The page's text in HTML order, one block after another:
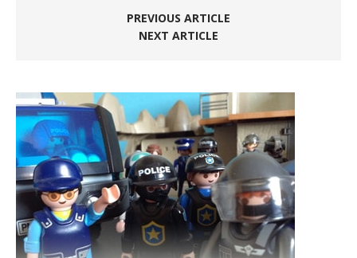
PREVIOUS ARTICLE
NEXT ARTICLE